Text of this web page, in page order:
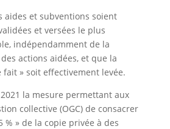
aides et subventions soient
et versées le plus
indépendamment de la
actions aidées, et que la
fait » soit effectivement levée.
la mesure permettant aux
collective (OGC) de consacrer
% » de la copie privée à des